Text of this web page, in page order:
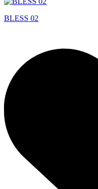
BLESS 02